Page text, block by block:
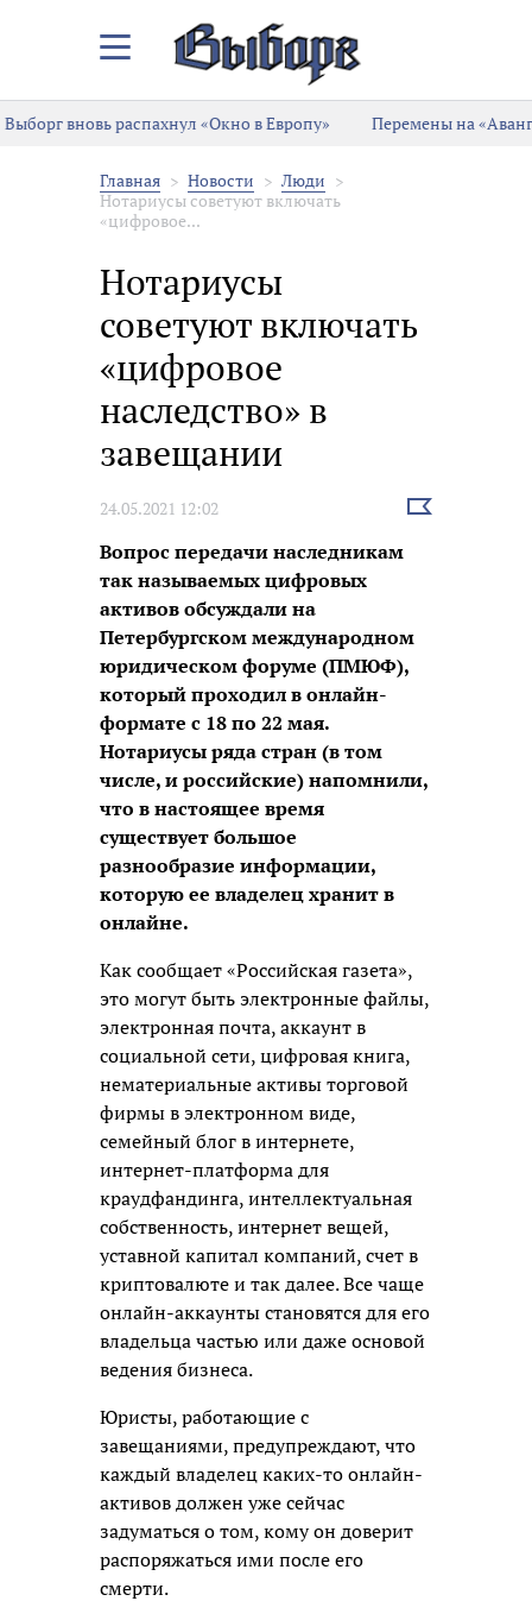
Закрыть/
меню
Выборг вновь распахнул «Окно в Европу»
Перемены на
Главная Новости
Люди
Нотариусы советуют включать
«цифровое...
Нотариусы
советуют включать
«цифровое
наследство» в
завещании
24.05.2021 12:02
Выбрать
Вопрос передачи наследникам
так называемых цифровых
активов обсуждали на
Петербургском международном
юридическом форуме (ПМЮФ),
который проходил в онлайн-
формате с 18 по 22 мая.
Нотариусы ряда стран (в том
числе, и российские) напомнили,
что в настоящее время
существует большое
разнообразие информации,
которую ее владелец хранит в
онлайне.
Как сообщает «Российская газета»,
это могут быть электронные файлы,
электронная почта, аккаунт в
социальной сети, цифровая книга,
нематериальные активы торговой
фирмы в электронном виде,
семейный блог в интернете,
интернет-платформа для
краудфандинга, интеллектуальная
собственность, интернет вещей,
уставной капитал компаний, счет в
криптовалюте и так далее. Все чаще
онлайн-аккаунты становятся для его
владельца частью или даже основой
ведения бизнеса.
Юристы, работающие с
завещаниями, предупреждают, что
каждый владелец каких-то онлайн-
активов должен уже сейчас
задуматься о том, кому он доверит
распоряжаться ими после его
смерти.